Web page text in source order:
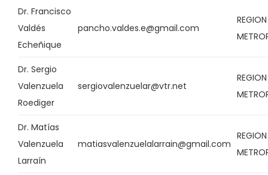
Dr. Francisco
Valdés
Echeñique
pancho.valdes.e@gmail.com
REGION
Dr. Sergio
Valenzuela
Roediger
sergiovalenzuelar@vtr.net
REGION
Dr. Matías
Valenzuela
Larraín
matiasvalenzuelalarrain@gmail.com
REGION